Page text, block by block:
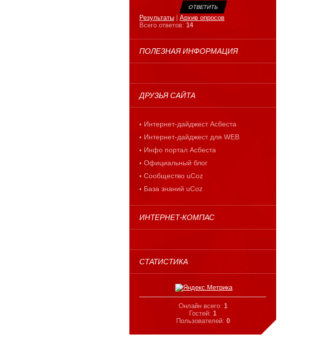
Результаты
Архив опросов
Всего ответов: 14
ПОЛЕЗНАЯ ИНФОРМАЦИЯ
ДРУЗЬЯ САЙТА
Интернет-дайджест Асбеста
Интернет-дайджест для WEB
Инфо портал Асбеста
Официальный блог
Сообщество uCoz
База знаний uCoz
ИНТЕРНЕТ-КОМПАС
СТАТИСТИКА
Онлайн всего: 1
Гостей: 1
Пользователей: 0